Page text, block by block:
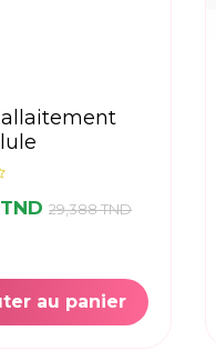
29,388 TND
au panier